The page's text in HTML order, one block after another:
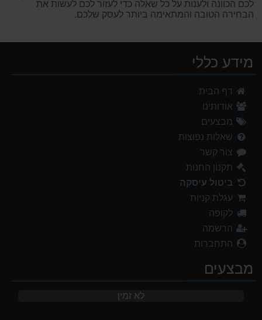
לכם הכוונה ולענות על כל שאלה כדי לעזור לכם לעשות את
הבחירה הטובה והמתאימה ביותר לעסק שלכם.
מידע כללי
דף הבית
אודותינו
מבצעים
שאלות נפוצות
צור קשר
תקנון החנות
ביטול עיסקה
עגלת קניות
לקופה
הרשמה
התחברות
מבצעים
לא זמין